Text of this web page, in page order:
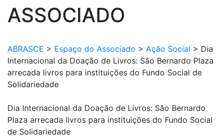
ASSOCIADO
ABRASCE > Espaço do Associado > Ação Social > Dia
Internacional da Doação de Livros: São Bernardo Plaza
arrecada livros para instituições do Fundo Social de
Solidariedade
Dia Internacional da Doação de Livros: São Bernardo
Plaza arrecada livros para instituições do Fundo Social
de Solidariedade